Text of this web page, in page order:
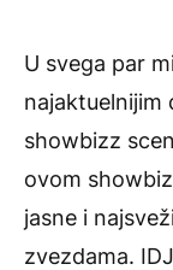
U svega par
najaktuelnijim
showbizz
ovom
jasne i
zvezdama.